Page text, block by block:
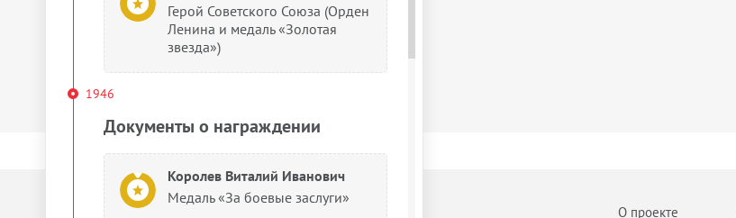
Герой Советского Союза (Орден
Ленина и медаль «Золотая
звезда»)
1946
Документы о награждении
Королев Виталий Иванович
Медаль «За боевые заслуги»
О проекте